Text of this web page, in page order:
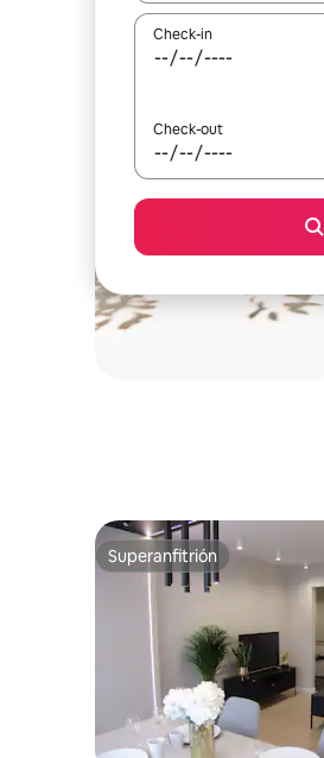
Check-in
Check-out
Superanfitrión
Superanfitrión